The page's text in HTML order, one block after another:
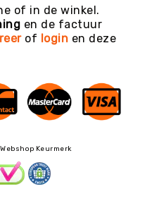
of in de winkel.
en de factuur
of login en deze
Keurmerk